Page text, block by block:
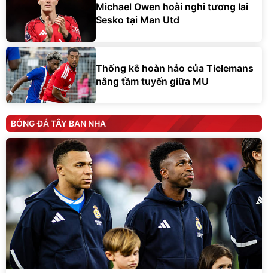
Michael Owen hoài nghi tương lai
Sesko tại Man Utd
Thống kê hoàn hảo của Tielemans
nâng tầm tuyến giữa MU
BÓNG ĐÁ TÂY BAN NHA